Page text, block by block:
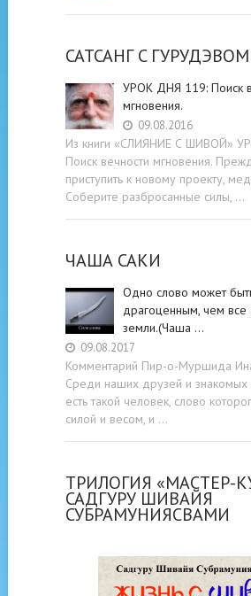
САТСАНГ C ГУРУДЭВОМ
УРОК ДНЯ 119: Поиск
мгновения.
09.08.2016
Из книги «СЛИЯНИЕ С ШИВОЙ»
Поиск вечности мгновения.
приступить к новому проекту,
Соберите разбросанные силы, …
ЧАША САКИ
Одно слово может
драгоценным, чем все
земли.(Чаша …
09.08.2017
Комментарий Пир-о-Муршида
Среди наших друзей и знакомых
есть такой человек, слово
силой и весом, и …
ТРИЛОГИЯ «МАСТЕР-
САДГУРУ ШИВАЙЯ
СУБРАМУНИЯСВАМИ